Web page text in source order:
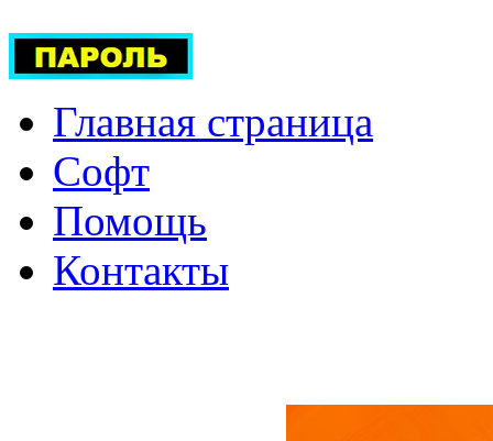
Главная страница
Софт
Помощь
Контакты